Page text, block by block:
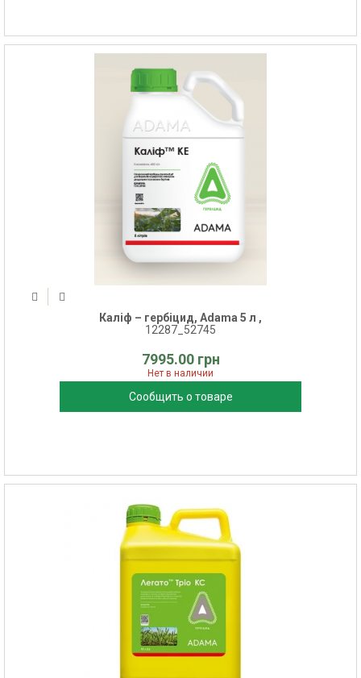
Каліф – гербіцид, Adama 5 л ,
12287_52745
7995.00 грн
Нет в наличии
Сообщить о товаре